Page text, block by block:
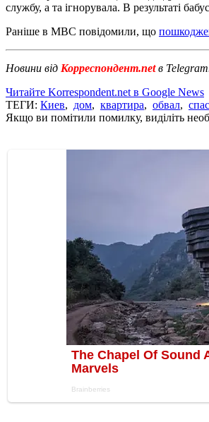
службу, а та ігнорувала. В результаті
Раніше в МВС повідомили, що
Новини від Корреспондент.netв
Читайте Korrespondent.net в Google News
ТЕГИ: Киев, дом, квартира, обвал,
Якщо ви помітили помилку, виділіть